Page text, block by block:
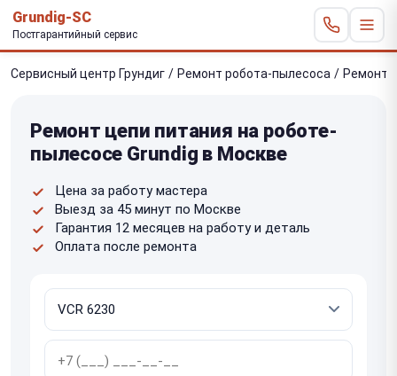
Grundig-SC
Постгарантийный сервис
Сервисный центр Грундиг / Ремонт робота-пылесоса / Ремонт
Ремонт цепи питания на роботе-
пылесосе Grundig в Москве
Цена за работу мастера
Выезд за 45 минут по Москве
Гарантия 12 месяцев на работу и деталь
Оплата после ремонта